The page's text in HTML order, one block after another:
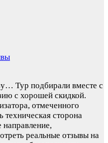
Тур подбирали вместе с
с хорошей скидкой.
отмеченного
сторона
реальные отзывы на